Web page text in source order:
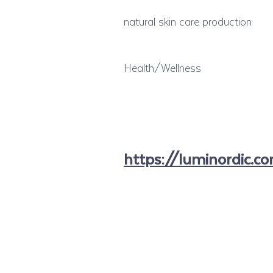
natural skin care production
Health/Wellness
https://